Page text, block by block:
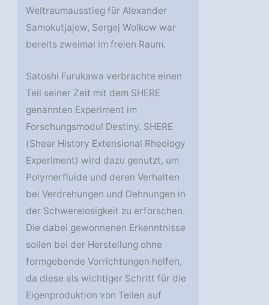
Weltraumausstieg für Alexander
Samokutjajew, Sergej Wolkow war
bereits zweimal im freien Raum.
Satoshi Furukawa verbrachte einen
Teil seiner Zeit mit dem SHERE
genannten Experiment im
Forschungsmodul Destiny. SHERE
(Shear History Extensional Rheology
Experiment) wird dazu genutzt, um
Polymerfluide und deren Verhalten
bei Verdrehungen und Dehnungen in
der Schwerelosigkeit zu erforschen.
Die dabei gewonnenen Erkenntnisse
sollen bei der Herstellung ohne
formgebende Vorrichtungen helfen,
da diese als wichtiger Schritt für die
Eigenproduktion von Teilen auf